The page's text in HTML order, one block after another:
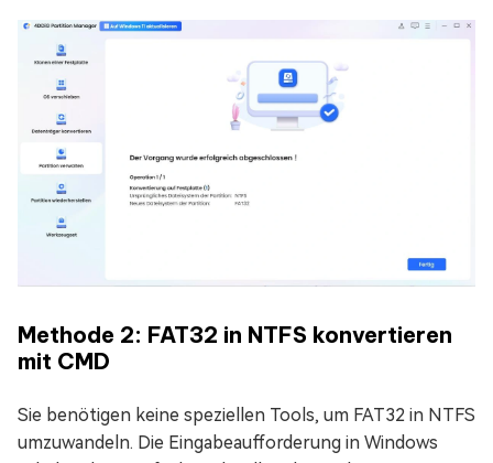
Methode 2: FAT32 in NTFS konvertieren
mit CMD
Sie benötigen keine speziellen Tools, um FAT32 in NTFS
umzuwandeln. Die Eingabeaufforderung in Windows